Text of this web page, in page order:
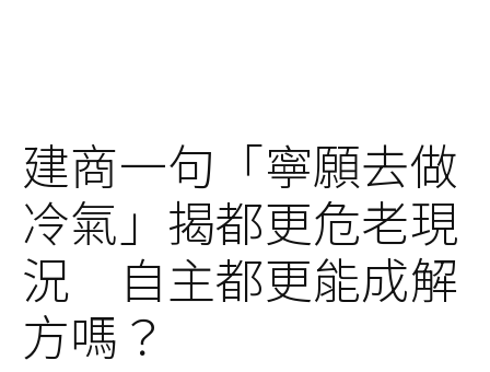
建商一句「寧願去做
冷氣」揭都更危老現
況 自主都更能成解
方嗎？